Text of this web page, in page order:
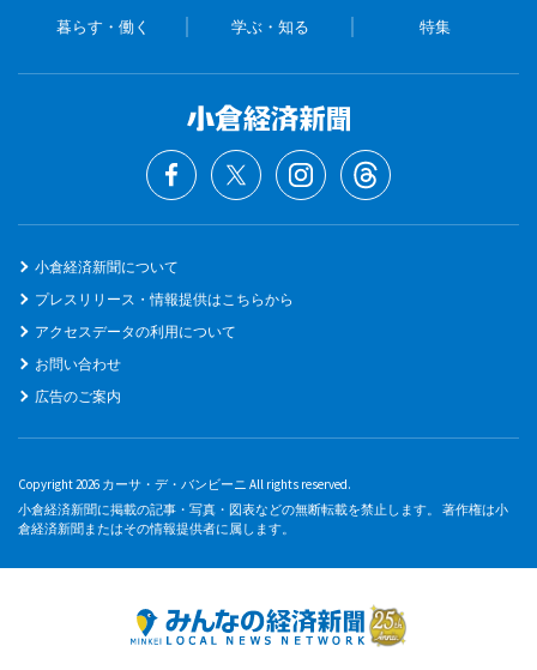
暮らす・働く 学ぶ・知る 特集
小倉経済新聞について
プレスリリース・情報提供はこちらから
アクセスデータの利用について
お問い合わせ
広告のご案内
Copyright 2026 カーサ・デ・バンビーニ All rights reserved.
小倉経済新聞に掲載の記事・写真・図表などの無断転載を禁止します。 著作権は小
倉経済新聞またはその情報提供者に属します。